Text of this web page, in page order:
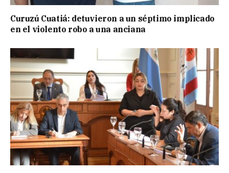
Curuzú Cuatiá: detuvieron a un séptimo implicado
en el violento robo a una anciana